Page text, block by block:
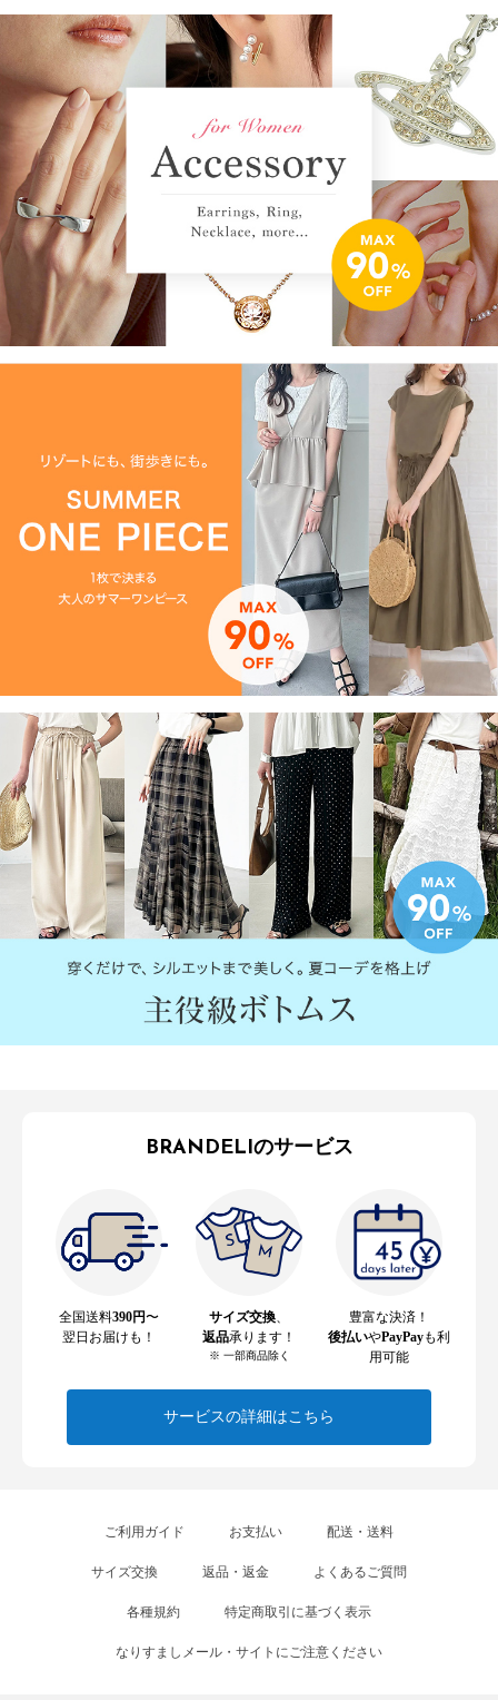
BRANDELIのサービス
全国送料390円〜
翌日お届けも！
サイズ交換
返品承ります！
※ 一部商品除く
豊富な決済！
後払いやPayPayも利
用可能
サービスの詳細はこちら
ご利用ガイド お支払い 配送・送料
サイズ交換 返品・返金 よくあるご質問
各種規約 特定商取引に基づく表示
なりすましメール・サイトにご注意ください